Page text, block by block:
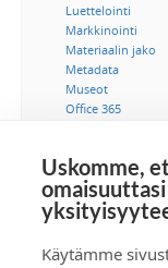
Uskomme,
Käytämme
Luettelointi
Markkinointi
Materiaalin jako
Metadata
Museot
Office 365
SSO-
Suostumus
Tekijänoikeus
Tekoäly
Tietoturva